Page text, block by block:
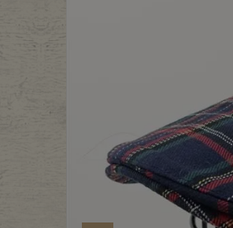
店舗紹介
年代から探す
メンズ